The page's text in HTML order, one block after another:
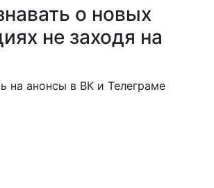
о новых
не заходя на
на анонсы в ВК и Телеграме